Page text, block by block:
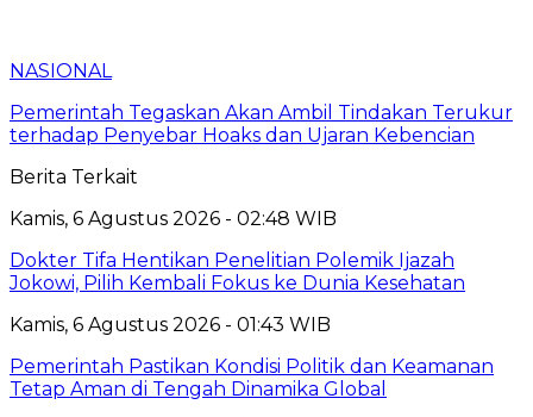
NASIONAL
Pemerintah Tegaskan Akan Ambil Tindakan Terukur
terhadap Penyebar Hoaks dan Ujaran Kebencian
Berita Terkait
Kamis, 6 Agustus 2026 - 02:48 WIB
Dokter Tifa Hentikan Penelitian Polemik Ijazah
Jokowi, Pilih Kembali Fokus ke Dunia Kesehatan
Kamis, 6 Agustus 2026 - 01:43 WIB
Pemerintah Pastikan Kondisi Politik dan Keamanan
Tetap Aman di Tengah Dinamika Global